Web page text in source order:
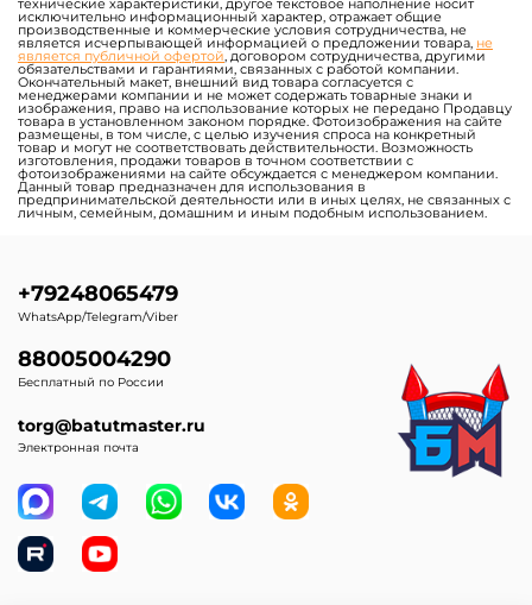
технические характеристики, другое текстовое наполнение носит
исключительно информационный характер, отражает общие
производственные и коммерческие условия сотрудничества, не
является исчерпывающей информацией о предложении товара, не
является публичной офертой, договором сотрудничества, другими
обязательствами и гарантиями, связанных с работой компании.
Окончательный макет, внешний вид товара согласуется с
менеджерами компании и не может содержать товарные знаки и
изображения, право на использование которых не передано Продавцу
товара в установленном законом порядке. Фотоизображения на сайте
размещены, в том числе, с целью изучения спроса на конкретный
товар и могут не соответствовать действительности. Возможность
изготовления, продажи товаров в точном соответствии с
фотоизображениями на сайте обсуждается с менеджером компании.
Данный товар предназначен для использования в
предпринимательской деятельности или в иных целях, не связанных с
личным, семейным, домашним и иным подобным использованием.
+79248065479
WhatsApp/Telegram/Viber
88005004290
Бесплатный по России
torg@batutmaster.ru
Электронная почта